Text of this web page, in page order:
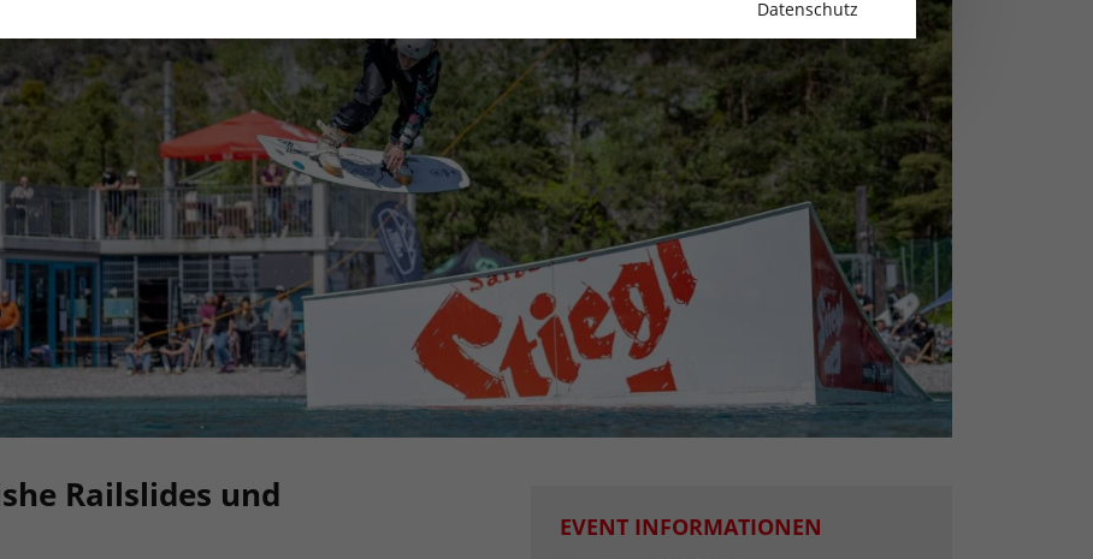
Railslides und
EVENT INFORMATIONEN
Datenschutz